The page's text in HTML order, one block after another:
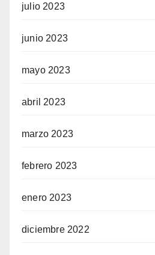
julio 2023
junio 2023
mayo 2023
abril 2023
marzo 2023
febrero 2023
enero 2023
diciembre 2022